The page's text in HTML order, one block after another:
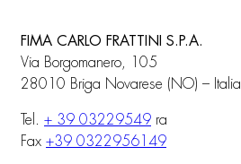
FIMA CARLO FRATTINI S.P.A.
Via Borgomanero, 105
28010 Briga Novarese (NO) – Italia
Tel. + 39 03229549 ra
Fax +39 0322956149